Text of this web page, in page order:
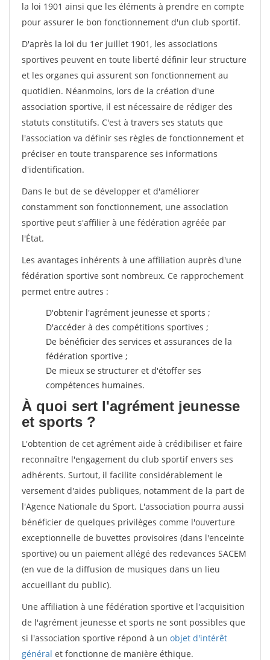
la loi 1901 ainsi que les éléments à prendre en compte
pour assurer le bon fonctionnement d'un club sportif.
D'après la loi du 1er juillet 1901, les associations
sportives peuvent en toute liberté définir leur structure
et les organes qui assurent son fonctionnement au
quotidien. Néanmoins, lors de la création d'une
association sportive, il est nécessaire de rédiger des
statuts constitutifs. C'est à travers ses statuts que
l'association va définir ses règles de fonctionnement et
préciser en toute transparence ses informations
d'identification.
Dans le but de se développer et d'améliorer
constamment son fonctionnement, une association
sportive peut s'affilier à une fédération agréée par
l'État.
Les avantages inhérents à une affiliation auprès d'une
fédération sportive sont nombreux. Ce rapprochement
permet entre autres :
D'obtenir l'agrément jeunesse et sports ;
D'accéder à des compétitions sportives ;
De bénéficier des services et assurances de la
fédération sportive ;
De mieux se structurer et d'étoffer ses
compétences humaines.
À quoi sert l'agrément jeunesse
et sports ?
L'obtention de cet agrément aide à crédibiliser et faire
reconnaître l'engagement du club sportif envers ses
adhérents. Surtout, il facilite considérablement le
versement d'aides publiques, notamment de la part de
l'Agence Nationale du Sport. L'association pourra aussi
bénéficier de quelques privilèges comme l'ouverture
exceptionnelle de buvettes provisoires (dans l'enceinte
sportive) ou un paiement allégé des redevances SACEM
(en vue de la diffusion de musiques dans un lieu
accueillant du public).
Une affiliation à une fédération sportive et l'acquisition
de l'agrément jeunesse et sports ne sont possibles que
si l'association sportive répond à un objet d'intérêt
général et fonctionne de manière éthique.